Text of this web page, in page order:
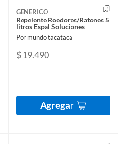
GENERICO
Repelente Roedores/Ratones 5
litros Espal Soluciones
Por mundo tacataca
$ 19.490
Agregar